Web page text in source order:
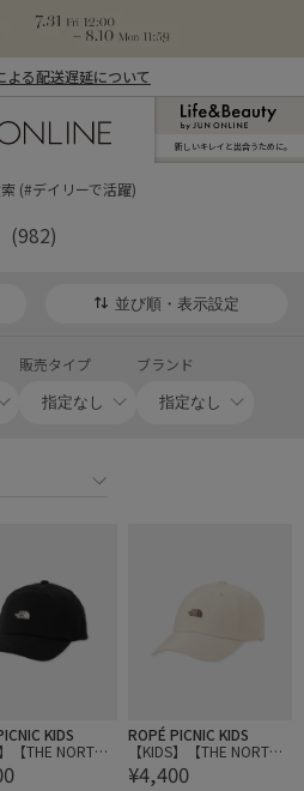
よる配送遅延について
新しいキレイと出合うために。
(#デイリーで活躍)
(982)
並び順・表示設定
販売タイプ ブランド
KIDS
【THE NORTH F
ノース・フェイ
ROPÉ PICNIC KIDS
【KIDS】【THE NORTH F
ACE/ザ・ノース・フェイ
¥4,400